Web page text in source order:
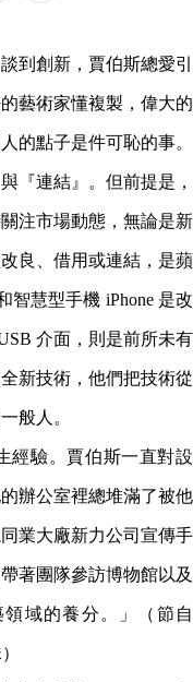
到創新，賈伯斯總愛引
藝術家懂複製，偉大的
的點子是件可恥的事。
『連結』。但前提是，
注市場動態，無論是新
良、借用或連結，是蘋
智慧型手機 iPhone 是改
介面，則是前所未有
新技術，他們把技術從
般人。
經驗。賈伯斯一直對設
辦公室裡總堆滿了被他
業大廠新力公司宣傳手
著團隊參訪博物館以及
域的養分。」（節自